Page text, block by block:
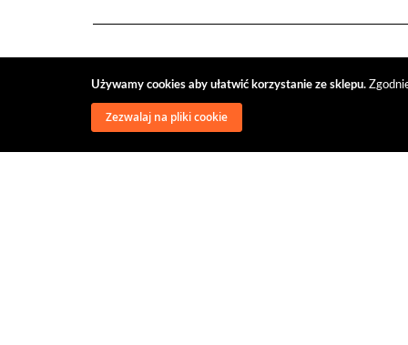
Używamy cookies aby ułatwić korzystanie ze sklepu.
Zezwalaj na pliki cookie